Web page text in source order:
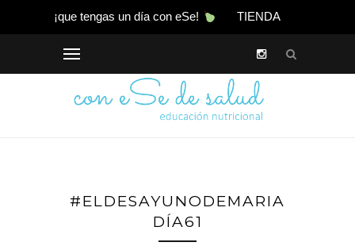
¡que tengas un día con eSe! TIENDA
#ELDESAYUNODEMARIA
DÍA61